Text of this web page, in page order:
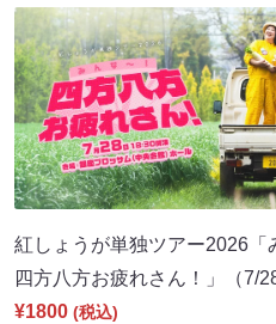
紅しょうが単独ツアー2026「
四方八方お疲れさん！」（7/
¥1800 (税込)